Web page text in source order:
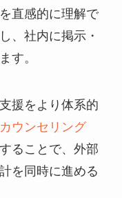
直感的に理解で
、社内に掲示・
す。
援をより体系的
ウンセリング
ることで、外部
を同時に進める